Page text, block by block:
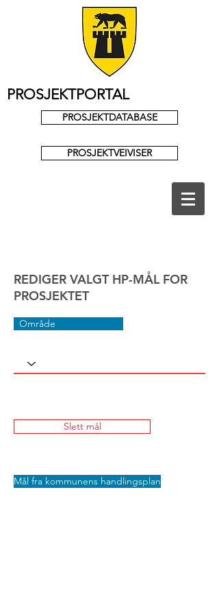
PROSJEKTPORTAL
PROSJEKTDATABASE
PROSJEKTVEIVISER
REDIGER VALGT HP-MÅL FOR
PROSJEKTET
Område
Slett mål
Mål fra kommunens handlingsplan